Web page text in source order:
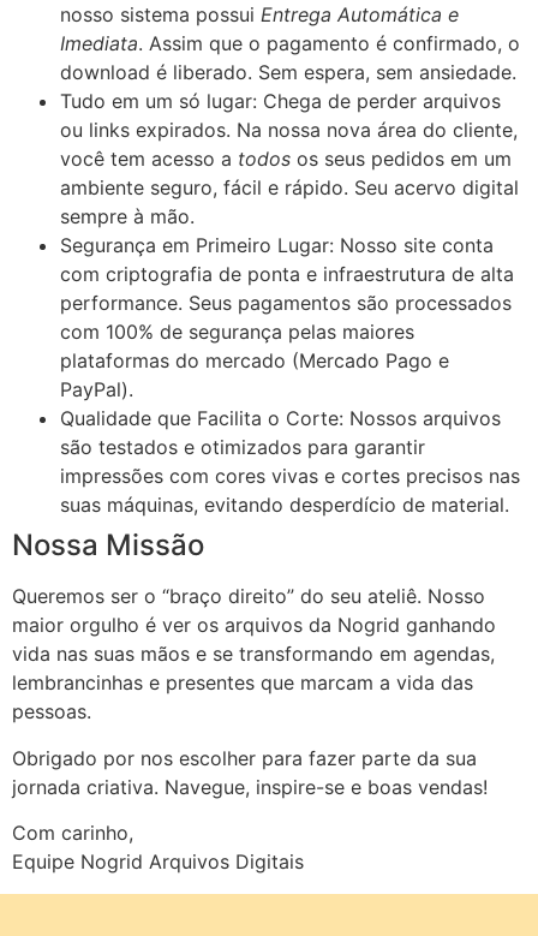
nosso sistema possui Entrega Automática e
Imediata. Assim que o pagamento é confirmado, o
download é liberado. Sem espera, sem ansiedade.
Tudo em um só lugar: Chega de perder arquivos
ou links expirados. Na nossa nova área do cliente,
você tem acesso a todos os seus pedidos em um
ambiente seguro, fácil e rápido. Seu acervo digital
sempre à mão.
Segurança em Primeiro Lugar: Nosso site conta
com criptografia de ponta e infraestrutura de alta
performance. Seus pagamentos são processados
com 100% de segurança pelas maiores
plataformas do mercado (Mercado Pago e
PayPal).
Qualidade que Facilita o Corte: Nossos arquivos
são testados e otimizados para garantir
impressões com cores vivas e cortes precisos nas
suas máquinas, evitando desperdício de material.
Nossa Missão
Queremos ser o “braço direito” do seu ateliê. Nosso
maior orgulho é ver os arquivos da Nogrid ganhando
vida nas suas mãos e se transformando em agendas,
lembrancinhas e presentes que marcam a vida das
pessoas.
Obrigado por nos escolher para fazer parte da sua
jornada criativa. Navegue, inspire-se e boas vendas!
Com carinho,
Equipe Nogrid Arquivos Digitais